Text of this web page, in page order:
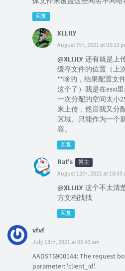
回复
XLLILY
August 7th, 2021 at 03:13
@XLLILY 还有就是上
缓存文件的位置（上
**啥的，结果配置文
这个了）我是在esxi
一次分配的空间太小
来上传，然后我又分
区域。只能作为一个
容。
回复
Rat's 博主
August 12th, 2021 at 10:33
@XLLILY 这个不太清
方文档找找
回复
vfvf
July 13th, 2021 at 05:43 am
AADSTS900144: The request
parameter: 'client_id'.